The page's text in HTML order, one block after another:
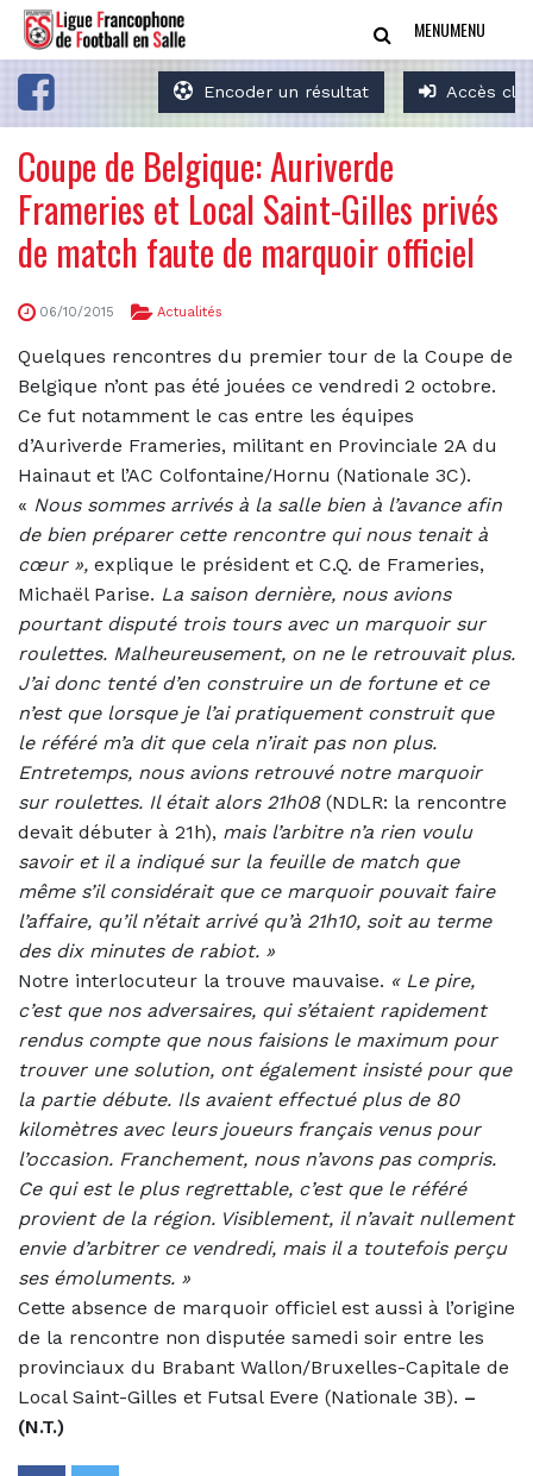
Encoder un résultat Accès
MENUMENU
Coupe de Belgique: Auriverde
Frameries et Local Saint-Gilles privés
de match faute de marquoir officiel
06/10/2015 Actualités
Quelques rencontres du premier tour de la Coupe de
Belgique n’ont pas été jouées ce vendredi 2 octobre.
Ce fut notamment le cas entre les équipes
d’Auriverde Frameries, militant en Provinciale 2A du
Hainaut et l’AC Colfontaine/Hornu (Nationale 3C).
« Nous sommes arrivés à la salle bien à l’avance afin
de bien préparer cette rencontre qui nous tenait à
cœur », explique le président et C.Q. de Frameries,
Michaël Parise. La saison dernière, nous avions
pourtant disputé trois tours avec un marquoir sur
roulettes. Malheureusement, on ne le retrouvait plus.
J’ai donc tenté d’en construire un de fortune et ce
n’est que lorsque je l’ai pratiquement construit que
le référé m’a dit que cela n’irait pas non plus.
Entretemps, nous avions retrouvé notre marquoir
sur roulettes. Il était alors 21h08(NDLR: la rencontre
devait débuter à 21h), mais l’arbitre n’a rien voulu
savoir et il a indiqué sur la feuille de match que
même s’il considérait que ce marquoir pouvait faire
l’affaire, qu’il n’était arrivé qu’à 21h10, soit au terme
des dix minutes de rabiot. »
Notre interlocuteur la trouve mauvaise. « Le pire,
c’est que nos adversaires, qui s’étaient rapidement
rendus compte que nous faisions le maximum pour
trouver une solution, ont également insisté pour que
la partie débute. Ils avaient effectué plus de 80
kilomètres avec leurs joueurs français venus pour
l’occasion. Franchement, nous n’avons pas compris.
Ce qui est le plus regrettable, c’est que le référé
provient de la région. Visiblement, il n’avait nullement
envie d’arbitrer ce vendredi, mais il a toutefois perçu
ses émoluments. »
Cette absence de marquoir officiel est aussi à l’origine
de la rencontre non disputée samedi soir entre les
provinciaux du Brabant Wallon/Bruxelles-Capitale de
Local Saint-Gilles et Futsal Evere (Nationale 3B). –
(N.T.)